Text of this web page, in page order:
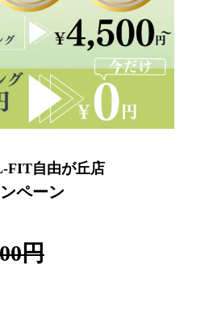
FIT自由が丘店
ペーン
円